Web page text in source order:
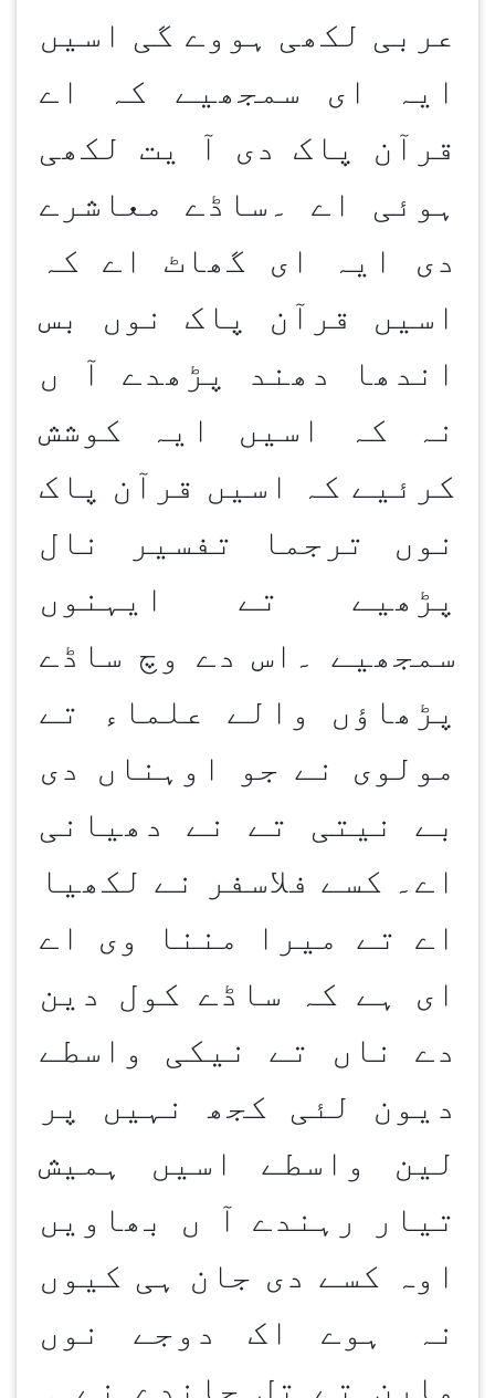
عربی لکھی ہووے گی اسیں
ایہ ای سمجھیے کہ اے
قرآن پاک دی آ یت لکھی
ہوئی اے ۔ساڈے معاشرے
دی ایہ ای گھاٹ اے کہ
اسیں قرآن پاک نوں بس
اندھا دھند پڑھدے آ ں
نہ کہ اسیں ایہ کوشش
کرئیے کہ اسیں قرآن پاک
نوں ترجما تفسیر نال
پڑھیے تے ایہنوں
سمجھیے ۔اس دے وچ ساڈے
پڑھاؤں والے علماء تے
مولوی نے جو اوہناں دی
بے نیتی تے نے دھیانی
اے۔ کسے فلاسفر نے لکھیا
اے تے میرا مننا وی اے
ای ہے کہ ساڈے کول دین
دے ناں تے نیکی واسطے
دیون لئی کجھ نہیں پر
لین واسطے اسیں ہمیش
تیار رہندے آ ں بھاویں
اوہ کسے دی جان ہی کیوں
نہ ہوے اک دوجے نوں
مارن تے تل جاندے نے ۔